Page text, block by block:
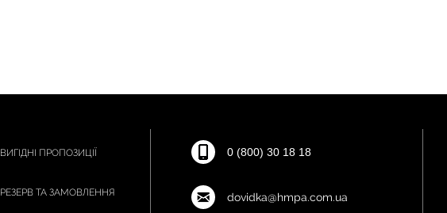
ВИГІДНІ ПРОПОЗИЦІЇ
РЕЗЕРВ ТА ЗАМОВЛЕННЯ
0 (800) 30 18 18
dovidka@hmpa.com.ua